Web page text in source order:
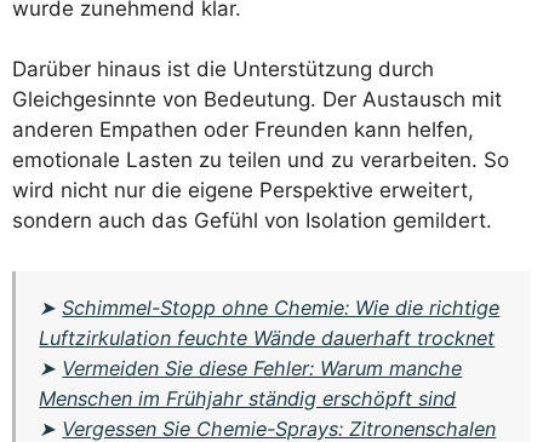
wurde zunehmend klar.
Darüber hinaus ist die Unterstützung durch
Gleichgesinnte von Bedeutung. Der Austausch mit
anderen Empathen oder Freunden kann helfen,
emotionale Lasten zu teilen und zu verarbeiten. So
wird nicht nur die eigene Perspektive erweitert,
sondern auch das Gefühl von Isolation gemildert.
➤Schimmel-Stopp ohne Chemie: Wie die richtige
Luftzirkulation feuchte Wände dauerhaft trocknet
➤ Vermeiden Sie diese Fehler: Warum manche
Menschen im Frühjahr ständig erschöpft sind
➤ Vergessen Sie Chemie-Sprays: Zitronenschalen